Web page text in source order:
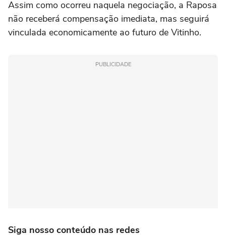
Assim como ocorreu naquela negociação, a Raposa
não receberá compensação imediata, mas seguirá
vinculada economicamente ao futuro de Vitinho.
PUBLICIDADE
Siga nosso conteúdo nas redes